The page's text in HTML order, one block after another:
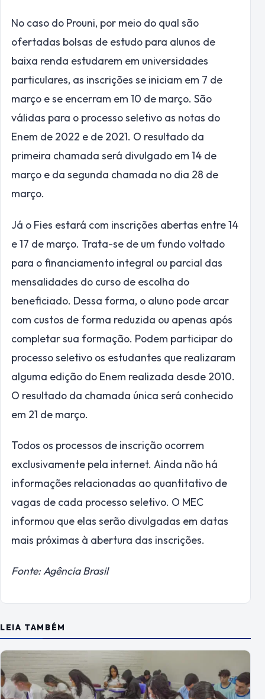
No caso do Prouni, por meio do qual são
ofertadas bolsas de estudo para alunos de
baixa renda estudarem em universidades
particulares, as inscrições se iniciam em 7 de
março e se encerram em 10 de março. São
válidas para o processo seletivo as notas do
Enem de 2022 e de 2021. O resultado da
primeira chamada será divulgado em 14 de
março e da segunda chamada no dia 28 de
março.
Já o Fies estará com inscrições abertas entre 14
e 17 de março. Trata-se de um fundo voltado
para o financiamento integral ou parcial das
mensalidades do curso de escolha do
beneficiado. Dessa forma, o aluno pode arcar
com custos de forma reduzida ou apenas após
completar sua formação. Podem participar do
processo seletivo os estudantes que realizaram
alguma edição do Enem realizada desde 2010.
O resultado da chamada única será conhecido
em 21 de março.
Todos os processos de inscrição ocorrem
exclusivamente pela internet. Ainda não há
informações relacionadas ao quantitativo de
vagas de cada processo seletivo. O MEC
informou que elas serão divulgadas em datas
mais próximas à abertura das inscrições.
Fonte: Agência Brasil
LEIA TAMBÉM